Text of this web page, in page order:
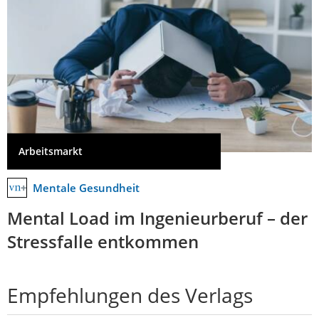
Arbeitsmarkt
Mentale Gesundheit
Mental Load im Ingenieurberuf – der
Stressfalle entkommen
Empfehlungen des Verlags